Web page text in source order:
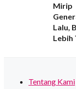
Mirip
Lalu,
Lebih
Tentang Kami